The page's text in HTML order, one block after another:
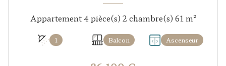
Appartement 4 pièce(s) 2 chambre(s) 61 m²
1 Balcon Ascenseur